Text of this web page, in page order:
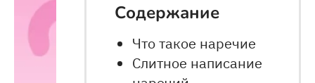
Содержание
Что такое наречие
Слитное написание